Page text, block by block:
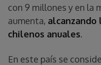
con 9 millones y en la
aumenta, alcanzando
chilenos anuales.
En este país se